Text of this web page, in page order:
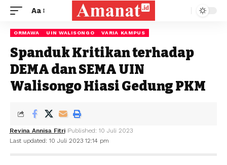
Aa
ORMAWA UIN WALISONGO VARIA KAMPUS
Spanduk Kritikan terhadap
DEMA dan SEMA UIN
Walisongo Hiasi Gedung PKM
Last updated: 10 Juli 2023 12:14 pm
Revina Annisa Fitri Published: 10 Juli 2023